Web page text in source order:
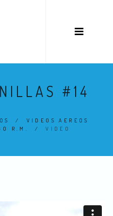
#14
/ VIDEOS AEREOS
R.M. /VIDEO